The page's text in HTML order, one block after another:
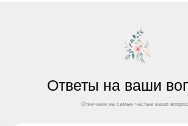
Ответы на ваши
Отвечаем на самые частые ваши